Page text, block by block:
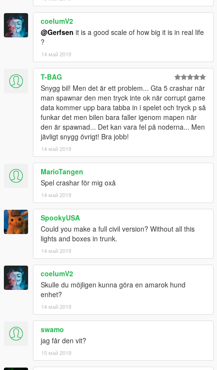
coelumV2
@Gerfsen it is a good scale of how big it is in real life
?
14 май 2019
T-BAG
Snygg bil! Men det är ett problem... Gta 5 crashar när
man spawnar den men tryck inte ok när corrupt game
data kommer upp bara tabba in i spelet och tryck p så
funkar det men bilen bara faller igenom mapen när
den är spawnad... Det kan vara fel på noderna... Men
jävligt snygg övrigt! Bra jobb!
14 май 2019
MarioTangen
Spel crashar för mig oxå
14 май 2019
SpookyUSA
Could you make a full civil version? Without all this
lights and boxes in trunk.
14 май 2019
coelumV2
Skulle du möjligen kunna göra en amarok hund
enhet?
14 май 2019
swamo
jag får den vit?
15 май 2019